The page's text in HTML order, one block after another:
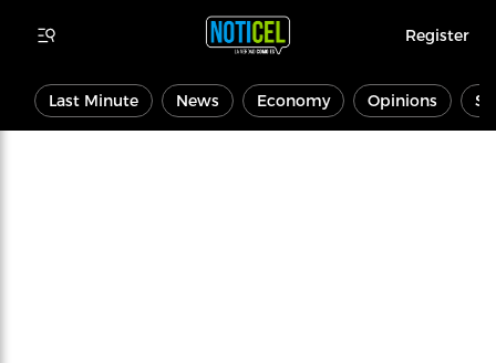
Register
Last Minute News Economy Opinions